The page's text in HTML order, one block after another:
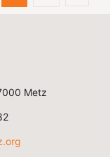
Metz